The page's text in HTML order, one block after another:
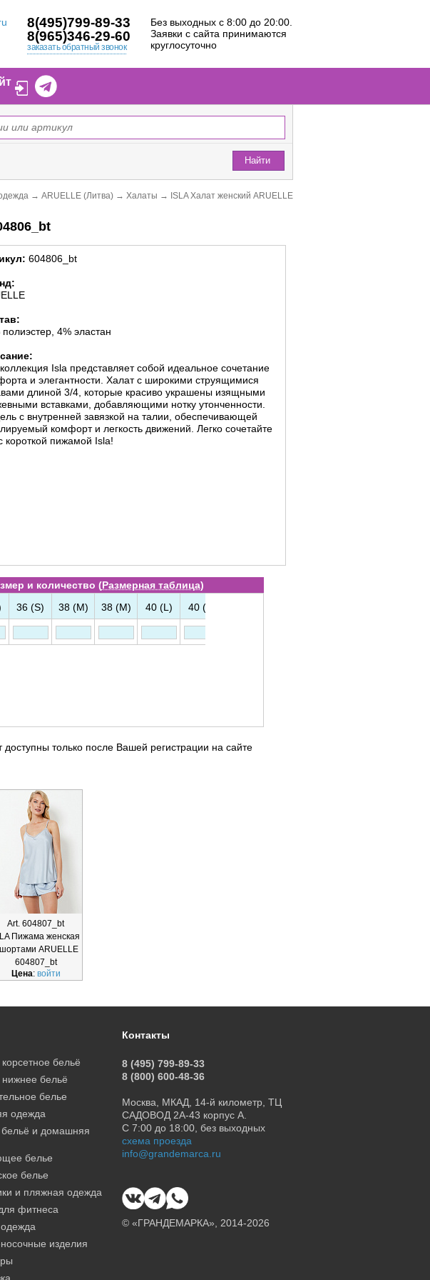
8(495)799-89-33
8(965)346-29-60
заказать обратный звонок
Без выходных с 8:00 до 20:00.
Заявки с сайта принимаются
круглосуточно
Найти
→ ARUELLE (Литва) → Халаты → ISLA Халат женский ARUELLE
604806_bt
полиэстер, 4% эластан
Isla представляет собой идеальное сочетание
и элегантности. Халат с широкими струящимися
длиной 3/4, которые красиво украшены изящными
вставками, добавляющими нотку утонченности.
с внутренней завязкой на талии, обеспечивающей
комфорт и легкость движений. Легко сочетайте
короткой пижамой Isla!
и количество (Размерная таблица)
36 (S) 38 (M) 38 (M) 40 (L) 40 (L)
доступны только после Вашей регистрации на сайте
Art. 604807_bt
Пижама женская
ARUELLE
604807_bt
Цена: войти
бельё
бельё
белье
одежда
и домашняя
белье
белье
и пляжная одежда
фитнеса
изделия
Контакты
8 (495) 799-89-33
8 (800) 600-48-36
Москва, МКАД, 14-й километр, ТЦ
САДОВОД 2А-43 корпус А.
С 7:00 до 18:00, без выходных
схема проезда
info@grandemarca.ru
© «ГРАНДЕМАРКА», 2014-2026